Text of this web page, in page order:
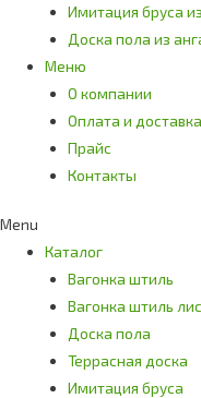
Имитация бруса
Доска пола из
Меню
О компании
Оплата и доставка
Прайс
Контакты
Menu
Каталог
Вагонка штиль
Вагонка штиль
Доска пола
Террасная доска
Имитация бруса